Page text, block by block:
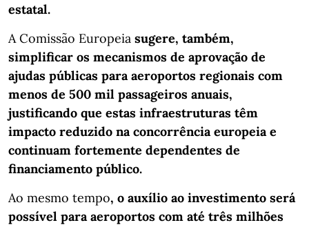
estatal.
A Comissão Europeia sugere, também,
simplificar os mecanismos de aprovação de
ajudas públicas para aeroportos regionais com
menos de 500 mil passageiros anuais,
justificando que estas infraestruturas têm
impacto reduzido na concorrência europeia e
continuam fortemente dependentes de
financiamento público.
Ao mesmo tempo, o auxílio ao investimento será
possível para aeroportos com até três milhões